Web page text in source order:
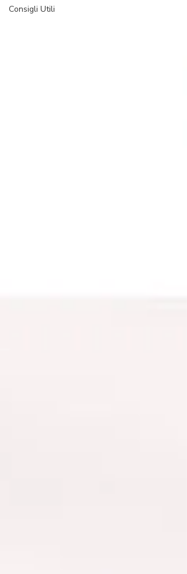
Consigli Utili